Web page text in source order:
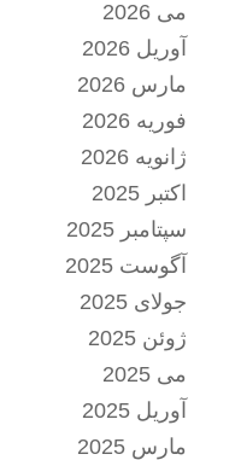
می 2026
آوریل 2026
مارس 2026
فوریه 2026
ژانویه 2026
اکتبر 2025
سپتامبر 2025
آگوست 2025
جولای 2025
ژوئن 2025
می 2025
آوریل 2025
مارس 2025